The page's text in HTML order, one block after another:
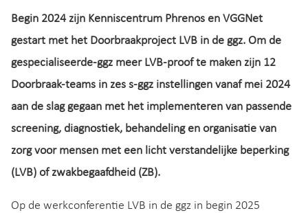
Begin 2024 zijn Kenniscentrum Phrenos en VGGNet
gestart met het Doorbraakproject LVB in de ggz. Om de
gespecialiseerde-ggz meer LVB-proof te maken zijn 12
Doorbraak-teams in zes s-ggz instellingen vanaf mei 2024
aan de slag gegaan met het implementeren van passende
screening, diagnostiek, behandeling en organisatie van
zorg voor mensen met een licht verstandelijke beperking
(LVB) of zwakbegaafdheid (ZB).
Op de werkconferentie LVB in de ggz in begin 2025